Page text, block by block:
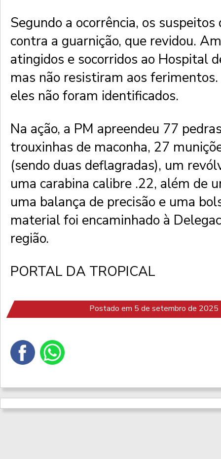
Segundo a ocorrência, os
contra a guarnição, que revidou.
atingidos e socorridos ao Hospital
mas não resistiram aos
eles não foram identificados.
Na ação, a PM apreendeu 77
trouxinhas de maconha, 27
(sendo duas deflagradas), um
uma carabina calibre .22, além de
uma balança de precisão e uma
material foi encaminhado à
região.
PORTAL DA TROPICAL
Postado em 5 de setembro de 2025